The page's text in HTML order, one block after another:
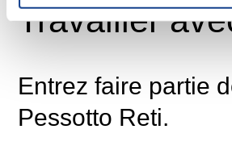
Travailler
Entrez faire partie
Pessotto Reti.